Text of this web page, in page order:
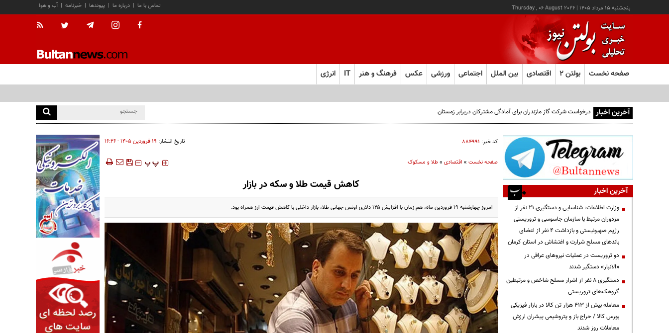
پنجشنبه ۱۵ مرداد ۱۴۰۵ |
Thursday , 06 August 2026 آب و هوا | خبرنامه | پیوندها | درباره ما | تماس با ما
صفحه نخست بولتن ۲ اقتصادی بین الملل اجتماعی ورزشی عکس فرهنگ و هنر IT انرژی
آخرین اخبار درخواست شرکت گاز مازندران برای آمادگی مشترکان دربرابر زمستان
کد خبر: ۸۸۴۹۹۱ تاریخ انتشار: ۱۹ فروردين ۱۴۰۵ - ۱۶:۲۶
صفحه نخست» اقتصادی»طلا و مسکوک ‍‍‍ پ پ
کاهش قیمت‌ طلا و سکه در بازار
امروز چهارشنبه ۱۹ فروردین ماه، هم زمان با افزایش ۱۲۵ دلاری اونس جهانی طلا، بازار داخلی با کاهش قیمت ارز همراه بود.
آخرین اخبار
وزارت اطلاعات: شناسایی و دستگیری ۲۱ نفر از
مزدوران مرتبط با سازمان جاسوسی و تروریستی
رژیم صهیونیستی و بازداشت ۴ نفر از اعضای
باندهای مسلح شرارت و اغتشاش در استان کرمان
دو تروریست در عملیات نیروهای عراقی در
«الانبار» دستگیر شدند
دستگیری ۸ نفر از اشرار مسلح شاخص و مرتبطین
گروهک‌های تروریستی
معامله بیش از ۴۱۳ هزار تن کالا در بازار فیزیکی
بورس کالا / حراج باز و پتروشیمی پیشران ارزش
معاملات روز شدند